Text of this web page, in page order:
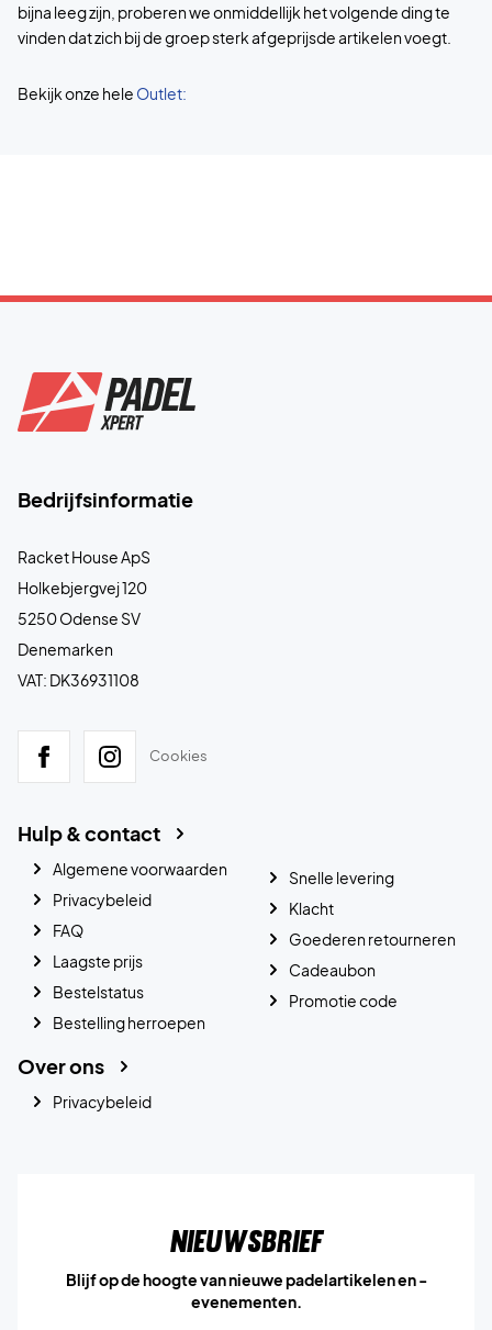
bijna leeg zijn, proberen we onmiddellijk het volgende ding te
vinden dat zich bij de groep sterk afgeprijsde artikelen voegt.
Bekijk onze hele Outlet:
Bedrijfsinformatie
Racket House ApS
Holkebjergvej 120
5250 Odense SV
Denemarken
VAT: DK36931108
Cookies
Hulp & contact
Algemene voorwaarden
Privacybeleid
FAQ
Laagste prijs
Bestelstatus
Bestelling herroepen
Snelle levering
Klacht
Goederen retourneren
Cadeaubon
Promotie code
Over ons
Privacybeleid
Nieuwsbrief
Blijf op de hoogte van nieuwe padelartikelen en -
evenementen.